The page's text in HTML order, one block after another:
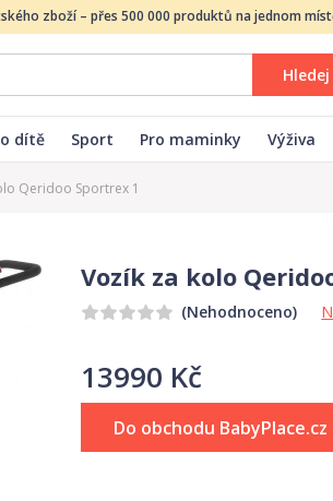
zboží – přes 500 000 produktů na jednom
Hledej
o dítě Sport Pro maminky Výživa
Qeridoo Sportrex 1
Vozík za kolo
(Nehodnoceno)
13990 Kč
Do obchodu BabyPlace.cz